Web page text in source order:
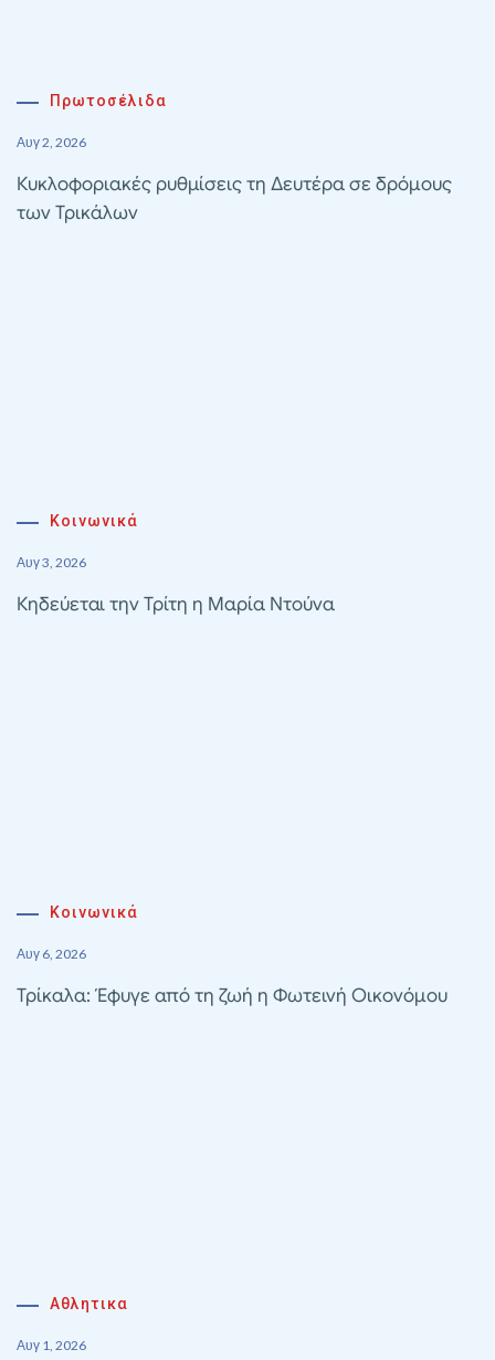
Πρωτοσέλιδα
Αυγ 2, 2026
Κυκλοφοριακές ρυθμίσεις τη Δευτέρα σε δρόμους
των Τρικάλων
Κοινωνικά
Αυγ 3, 2026
Κηδεύεται την Τρίτη η Μαρία Ντούνα
Κοινωνικά
Αυγ 6, 2026
Τρίκαλα: Έφυγε από τη ζωή η Φωτεινή Οικονόμου
Αθλητικα
Αυγ 1, 2026